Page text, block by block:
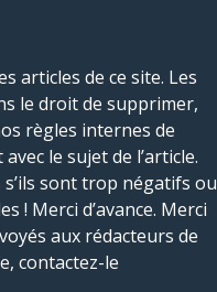
articles de ce site. Les
le droit de supprimer,
règles internes de
le sujet de l’article.
sont trop négatifs ou
! Merci d’avance. Merci
aux rédacteurs de
contactez-le